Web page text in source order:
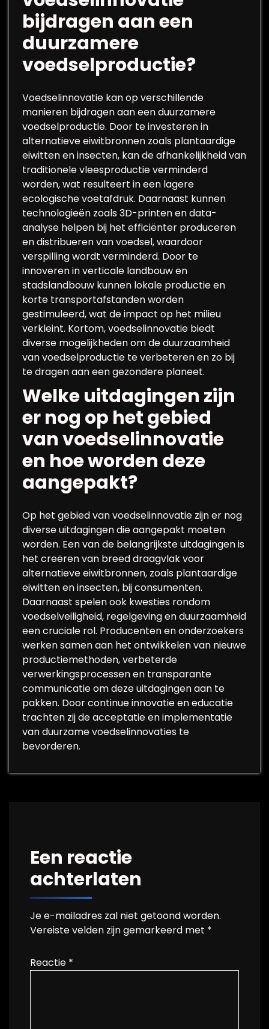
bijdragen aan een
duurzamere
voedselproductie?
Voedselinnovatie kan op verschillende
manieren bijdragen aan een duurzamere
voedselproductie. Door te investeren in
alternatieve eiwitbronnen zoals plantaardige
eiwitten en insecten, kan de afhankelijkheid van
traditionele vleesproductie verminderd
worden, wat resulteert in een lagere
ecologische voetafdruk. Daarnaast kunnen
technologieën zoals 3D-printen en data-
analyse helpen bij het efficiënter produceren
en distribueren van voedsel, waardoor
verspilling wordt verminderd. Door te
innoveren in verticale landbouw en
stadslandbouw kunnen lokale productie en
korte transportafstanden worden
gestimuleerd, wat de impact op het milieu
verkleint. Kortom, voedselinnovatie biedt
diverse mogelijkheden om de duurzaamheid
van voedselproductie te verbeteren en zo bij
te dragen aan een gezondere planeet.
Welke uitdagingen zijn
er nog op het gebied
van voedselinnovatie
en hoe worden deze
aangepakt?
Op het gebied van voedselinnovatie zijn er nog
diverse uitdagingen die aangepakt moeten
worden. Een van de belangrijkste uitdagingen is
het creëren van breed draagvlak voor
alternatieve eiwitbronnen, zoals plantaardige
eiwitten en insecten, bij consumenten.
Daarnaast spelen ook kwesties rondom
voedselveiligheid, regelgeving en duurzaamheid
een cruciale rol. Producenten en onderzoekers
werken samen aan het ontwikkelen van nieuwe
productiemethoden, verbeterde
verwerkingsprocessen en transparante
communicatie om deze uitdagingen aan te
pakken. Door continue innovatie en educatie
trachten zij de acceptatie en implementatie
van duurzame voedselinnovaties te
bevorderen.
Een reactie
achterlaten
Je e-mailadres zal niet getoond worden.
Vereiste velden zijn gemarkeerd met *
Reactie *